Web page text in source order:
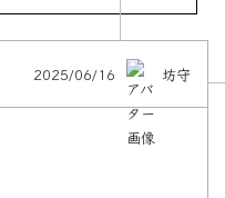
2025/06/16 坊守